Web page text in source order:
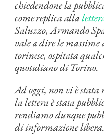
chiedendone la
come replica alla
Saluzzo, Armando
vale a dire le
torinese, ospitata
quotidiano di Torino.
Ad oggi, non vi è stata
la lettera è stata
rendiamo dunque
di informazione libera.